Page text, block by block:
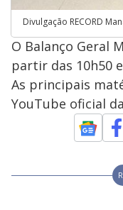
Divulgação RECORD
O Balanço Geral
partir das 10h50
As principais
YouTube oficial